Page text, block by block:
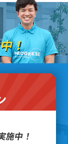
！
施中！